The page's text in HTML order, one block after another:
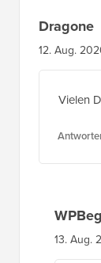
Dragone
12. Aug.
Vielen
13. Aug.